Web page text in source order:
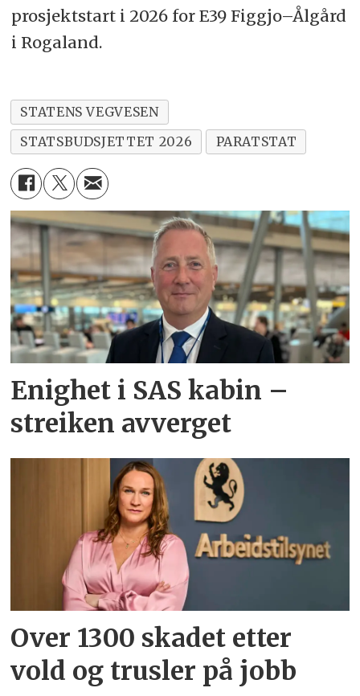
prosjektstart i 2026 for E39 Figgjo–Ålgård
i Rogaland.
STATENS VEGVESEN
STATSBUDSJETTET 2026
PARATSTAT
Enighet i SAS kabin –
streiken avverget
Over 1300 skadet etter
vold og trusler på jobb